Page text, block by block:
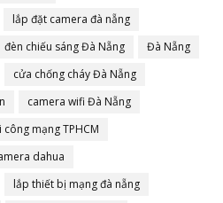
lắp đặt camera đà nẵng
đèn chiếu sáng Đà Nẵng
Đà Nẵng
cửa chống cháy Đà Nẵng
camera wifi Đà Nẵng
công mạng TPHCM
dahua
lắp thiết bị mạng đà nẵng